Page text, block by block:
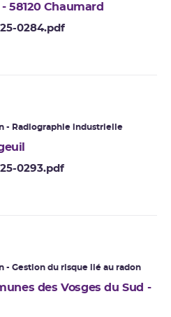
58120 Chaumard
0284.pdf
- Radiographie industrielle
0293.pdf
Gestion du risque lié au radon
des Vosges du Sud -